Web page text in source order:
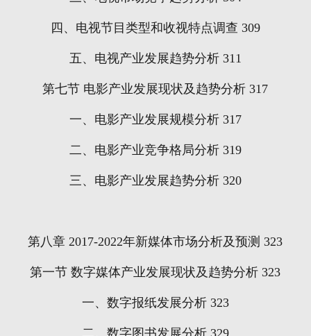
四、电视节目类型和收视特点调查 309
五、电视产业发展趋势分析311
第七节 电影产业发展现状及趋势分析 317
一、电影产业发展规模分析317
二、电影产业竞争格局分析319
三、电影产业发展趋势分析320
第八章 2017-2022年新媒体市场分析及预测 323
第一节 数字媒体产业发展现状及趋势分析 323
一、数字报纸发展分析323